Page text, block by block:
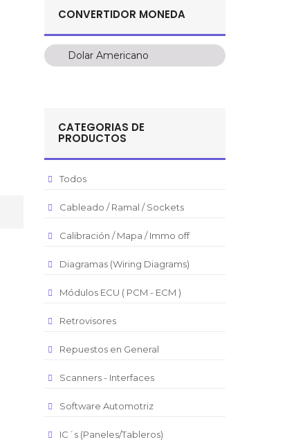
CONVERTIDOR MONEDA
Dolar Americano
Dolar Americano
Pesos Mexicanos
Peso Chileno
CATEGORIAS DE
PRODUCTOS
Todos
Cableado / Ramal / Sockets
Calibración / Mapa / Immo off
Diagramas (Wiring Diagrams)
Módulos ECU ( PCM - ECM )
Retrovisores
Repuestos en General
Scanners - Interfaces
Software Automotriz
IC´s (Paneles/Tableros)